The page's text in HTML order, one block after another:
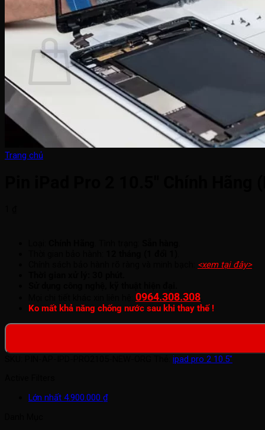
0964 308 308
0
Giỏ hàng
Chưa có sản phẩm trong giỏ hàng.
Quay trở lại cửa hàng
Trang chủ
<xem tại đây>.
0964.308.308
Ko mất khả năng chống nước sau khi thay thế !
ipad pro 2 10.5"
Lớn nhất 4.900.000 ₫